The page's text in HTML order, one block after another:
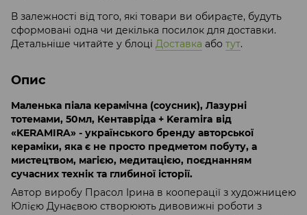
В залежності від того, які товари ви обираєте, будуть
сформовані одна чи декілька посилок для доставки.
Детальніше читайте у блоці Доставка або тут.
Опис
Маленька піала керамічна (соусник), Лазурні
тотемами, 50мл, Кентавріда + Keramira від
«KERAMIRA» - українського бренду авторської
кераміки, яка є не просто предметом побуту, а
мистецтвом, магією, медитацією, поєднанням
сучасних технік та глибиної історії.
Автор виробу Прасол Ірина в кооперації з художницею
Юлією Дунаєвою створюють дивовижні роботи з